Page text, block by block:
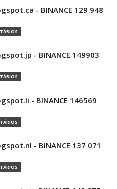
- BINANCE 129 948
- BINANCE 149903
- BINANCE 146569
- BINANCE 137 071